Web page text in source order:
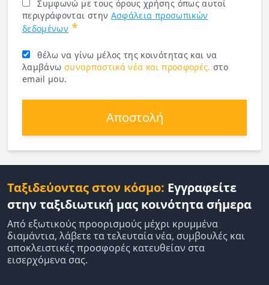
Συμφωνώ με τους όρους χρήσης όπως αυτοί
περιγράφονται στην Ασφάλεια προσωπικών
δεδομένων *
θέλω να γίνω μέλος της κοινότητας και να
λαμβάνω συναρπαστικά νέα και προσφορές. στο
email μου.
Αποστολή
Ταξιδεύοντας στον κόσμο: Εγγραφείτε
στην ταξιδιωτική μας κοινότητα σήμερα
Από εξωτικούς προορισμούς μέχρι κρυμμένα
διαμάντια, λάβετε τα τελευταία νέα, συμβουλές και
αποκλειστικές προσφορές κατευθείαν στα
εισερχόμενα σας.